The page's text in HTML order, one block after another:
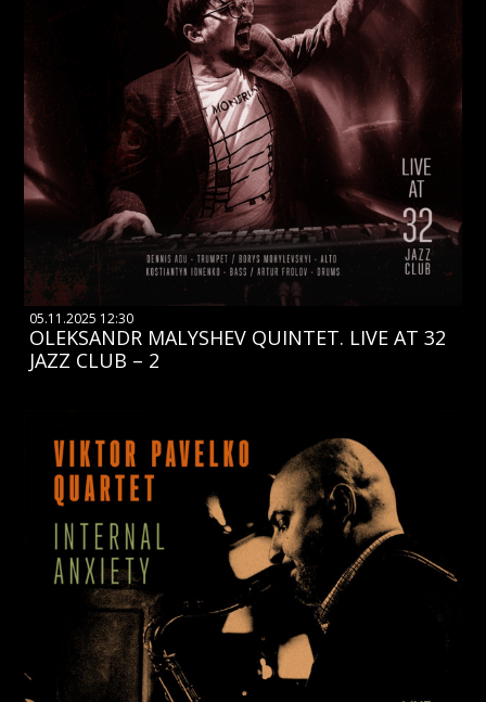
05.11.2025 12:30
OLEKSANDR MALYSHEV QUINTET. LIVE AT 32
JAZZ CLUB – 2